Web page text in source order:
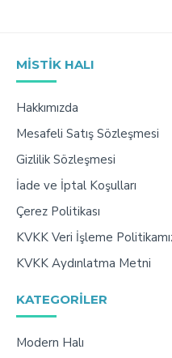
MISTIK HALI
Hakkımızda
Mesafeli Satış Sözleşmesi
Gizlilik Sözleşmesi
İade ve İptal Koşulları
Çerez Politikası
KVKK Veri İşleme
KVKK Aydınlatma Metni
KATEGORILER
Modern Halı